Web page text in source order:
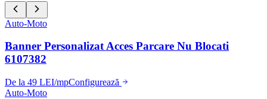
Auto-Moto
Banner Personalizat Acces Parcare Nu Blocati
6107382
De la 49 LEI/mpConfigurează
Auto-Moto